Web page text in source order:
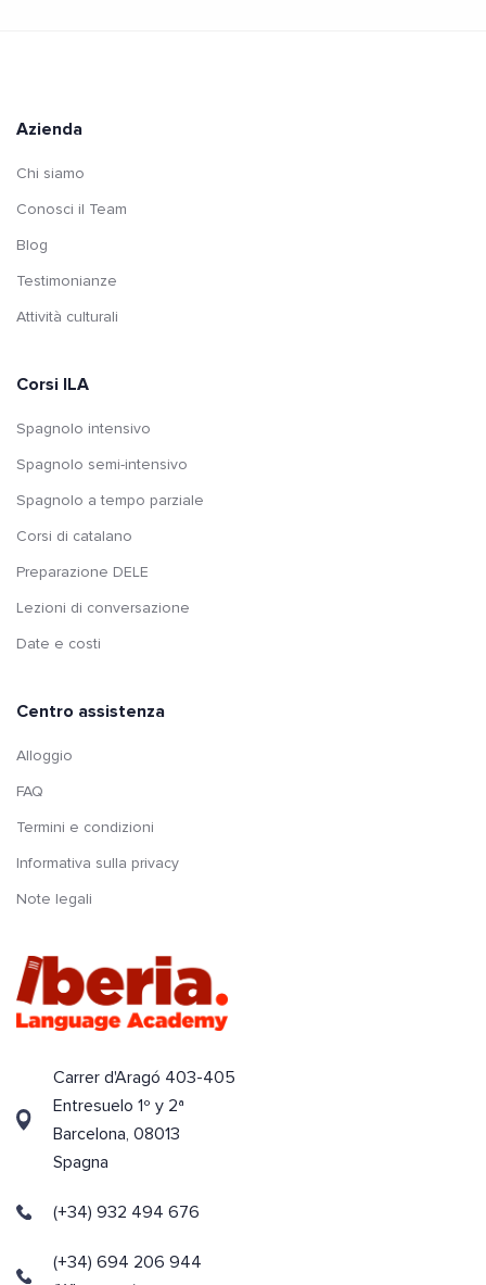
Azienda
Chi siamo
Conosci il Team
Blog
Testimonianze
Attività culturali
Corsi ILA
Spagnolo intensivo
Spagnolo semi-intensivo
Spagnolo a tempo parziale
Corsi di catalano
Preparazione DELE
Lezioni di conversazione
Date e costi
Centro assistenza
Alloggio
FAQ
Termini e condizioni
Informativa sulla privacy
Note legali
Carrer d'Aragó 403-405
Entresuelo 1º y 2ª
Barcelona, 08013
Spagna
(+34) 932 494 676
(+34) 694 206 944